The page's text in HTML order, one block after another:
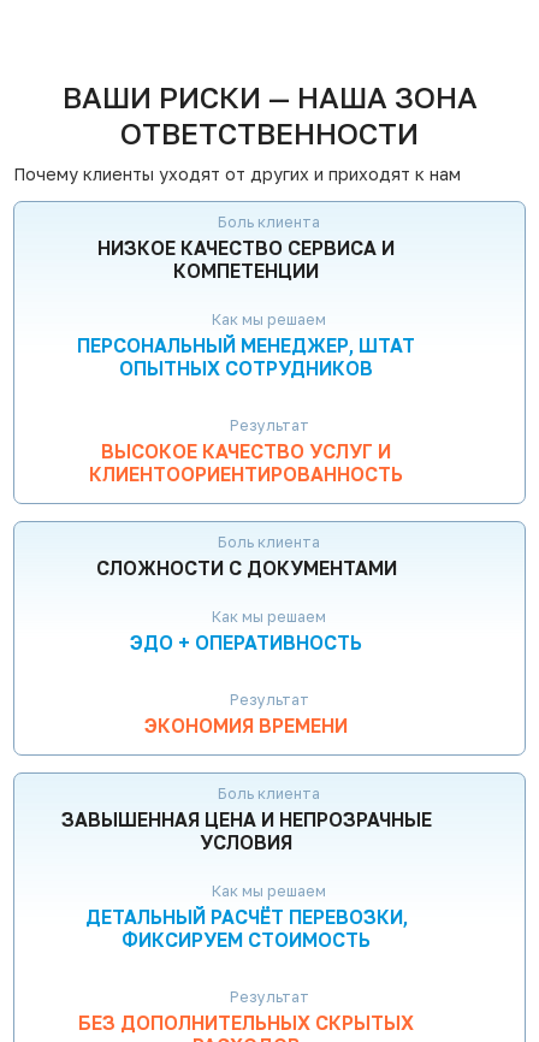
ВАШИ РИСКИ — НАША ЗОНА
ОТВЕТСТВЕННОСТИ
Почему клиенты уходят от других и приходят к нам
Боль клиента
НИЗКОЕ КАЧЕСТВО СЕРВИСА И
КОМПЕТЕНЦИИ
Как мы решаем
ПЕРСОНАЛЬНЫЙ МЕНЕДЖЕР, ШТАТ
ОПЫТНЫХ СОТРУДНИКОВ
Результат
ВЫСОКОЕ КАЧЕСТВО УСЛУГ И
КЛИЕНТООРИЕНТИРОВАННОСТЬ
Боль клиента
СЛОЖНОСТИ С ДОКУМЕНТАМИ
Как мы решаем
ЭДО + ОПЕРАТИВНОСТЬ
Результат
ЭКОНОМИЯ ВРЕМЕНИ
Боль клиента
ЗАВЫШЕННАЯ ЦЕНА И НЕПРОЗРАЧНЫЕ
УСЛОВИЯ
Как мы решаем
ДЕТАЛЬНЫЙ РАСЧЁТ ПЕРЕВОЗКИ,
ФИКСИРУЕМ СТОИМОСТЬ
Результат
БЕЗ ДОПОЛНИТЕЛЬНЫХ СКРЫТЫХ